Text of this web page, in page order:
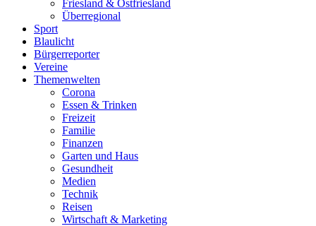
Friesland & Ostfriesland
Überregional
Sport
Blaulicht
Bürgerreporter
Vereine
Themenwelten
Corona
Essen & Trinken
Freizeit
Familie
Finanzen
Garten und Haus
Gesundheit
Medien
Technik
Reisen
Wirtschaft & Marketing